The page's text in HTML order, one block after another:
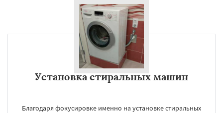
Установка стиральных машин
Благодаря фокусировке именно на установке стиральных
Даю согласие на обработку персональных данных